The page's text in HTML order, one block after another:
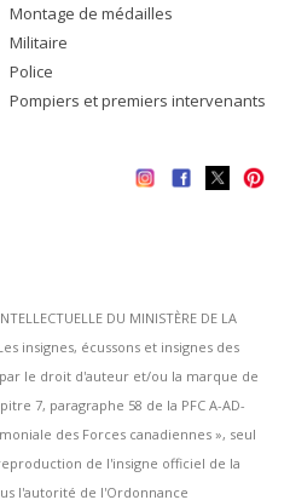
Montage de médailles
Militaire
Police
Pompiers et premiers intervenants
DU MINISTÈRE DE LA
Les insignes, écussons et insignes des
le droit d'auteur et/ou la marque de
7, paragraphe 58 de la PFC A-AD-
des Forces canadiennes », seul
de l'insigne officiel de la
l'autorité de l'Ordonnance